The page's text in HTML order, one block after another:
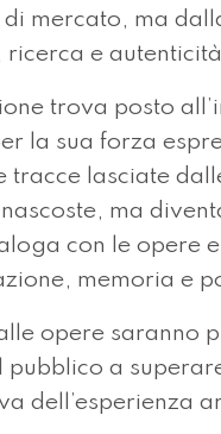
mercato, ma
e
trova posto
la sua forza
tracce lasciate
ma
con le opere
memoria e
opere saranno
pubblico a
dell’esperienza